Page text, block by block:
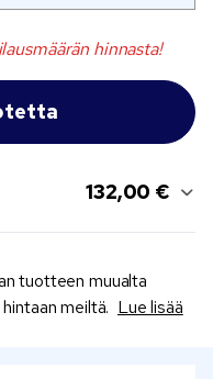
hinnasta!
132,00 €
tuotteen muualta
meiltä. Lue lisää